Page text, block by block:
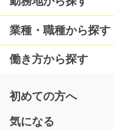
時給1500円～時給
滋賀県近江八幡市
めっき加工の前準備
業種・職種から探す
働き方から探す
初めての方へ
気になる